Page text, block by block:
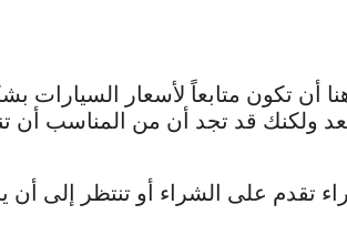
أن تكون متابعاً لأسعار
قد تجد أن من المناسب أن
تقدم على الشراء أو تنتظر إلى